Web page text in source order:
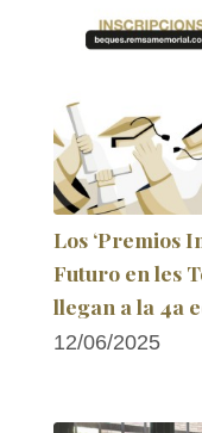
Los ‘Premios
Futuro en les
llegan a la 4a
12/06/2025